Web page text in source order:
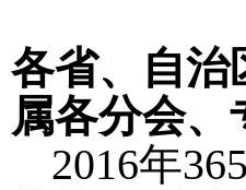
各省、自治
属各分会
2016年